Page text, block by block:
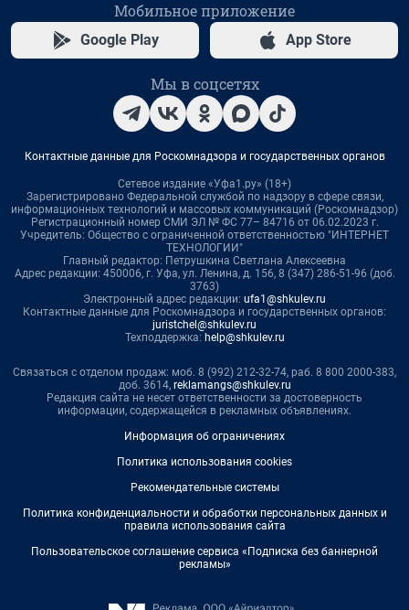
Мобильное приложение
Google Play App Store
Мы в соцсетях
Контактные данные для Роскомнадзора и государственных органов
Сетевое издание «Уфа1.ру» (18+)
Зарегистрировано Федеральной службой по надзору в сфере связи,
информационных технологий и массовых коммуникаций (Роскомнадзор)
Регистрационный номер СМИ ЭЛ № ФС 77– 84716 от 06.02.2023 г.
Учредитель: Общество с ограниченной ответственностью "ИНТЕРНЕТ
ТЕХНОЛОГИИ"
Главный редактор: Петрушкина Светлана Алексеевна
Адрес редакции: 450006, г. Уфа, ул. Ленина, д. 156, 8 (347) 286-51-96 (доб.
3763)
Электронный адрес редакции: ufa1@shkulev.ru
Контактные данные для Роскомнадзора и государственных органов:
juristchel@shkulev.ru
Техподдержка: help@shkulev.ru
Связаться с отделом продаж: моб. 8 (992) 212-32-74, раб. 8 800 2000-383,
доб. 3614, reklamangs@shkulev.ru
Редакция сайта не несет ответственности за достоверность
информации, содержащейся в рекламных объявлениях.
Информация об ограничениях
Политика использования cookies
Рекомендательные системы
Политика конфиденциальности и обработки персональных данных и
правила использования сайта
Пользовательское соглашение сервиса «Подписка без баннерной
рекламы»